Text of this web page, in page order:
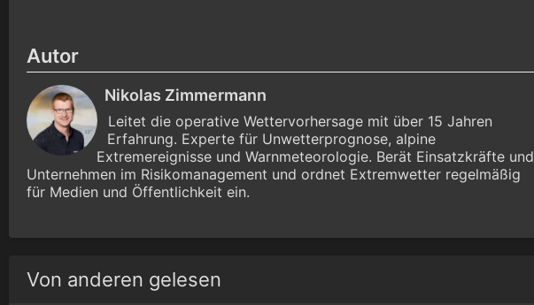
Autor
Nikolas Zimmermann
Leitet die operative Wettervorhersage mit über 15 Jahren
Erfahrung. Experte für Unwetterprognose, alpine
Extremereignisse und Warnmeteorologie. Berät Einsatzkräfte und
Unternehmen im Risikomanagement und ordnet Extremwetter regelmäßig
für Medien und Öffentlichkeit ein.
Von anderen gelesen